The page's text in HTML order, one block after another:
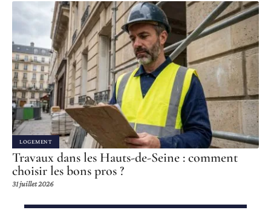
LOGEMENT
Travaux dans les Hauts-de-Seine : comment
choisir les bons pros ?
31 juillet 2026